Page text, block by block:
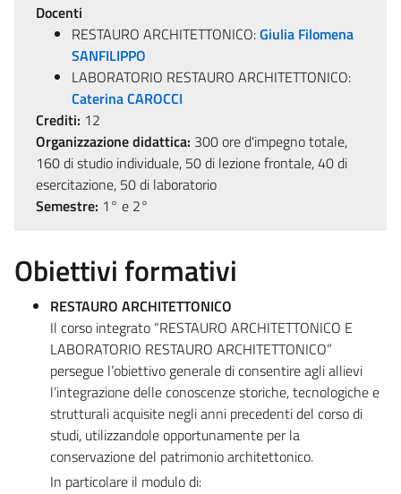
Docenti
RESTAURO ARCHITETTONICO:Giulia Filomena
SANFILIPPO
LABORATORIO RESTAURO ARCHITETTONICO:
Caterina CAROCCI
Crediti: 12
Organizzazione didattica: 300 ore d'impegno totale,
160 di studio individuale, 50 di lezione frontale, 40 di
esercitazione, 50 di laboratorio
Semestre: 1° e 2°
Obiettivi formativi
RESTAURO ARCHITETTONICO
Il corso integrato “RESTAURO ARCHITETTONICO E
LABORATORIO RESTAURO ARCHITETTONICO”
persegue l’obiettivo generale di consentire agli allievi
l’integrazione delle conoscenze storiche, tecnologiche e
strutturali acquisite negli anni precedenti del corso di
studi, utilizzandole opportunamente per la
conservazione del patrimonio architettonico.
In particolare il modulo di: